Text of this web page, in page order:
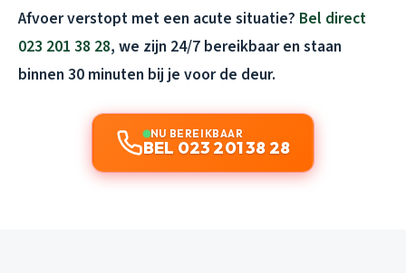
Afvoer verstopt met een acute situatie? Bel direct
023 201 38 28, we zijn 24/7 bereikbaar en staan
binnen 30 minuten bij je voor de deur.
NU BEREIKBAAR
BEL 023 201 38 28